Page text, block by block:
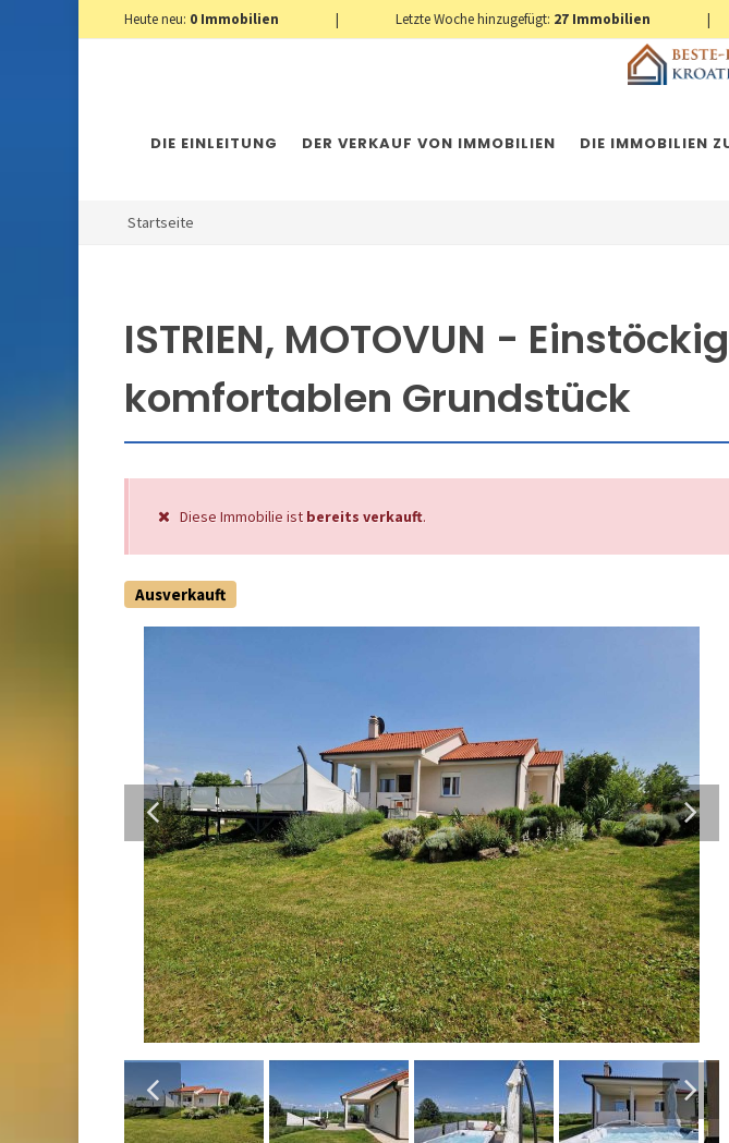
Heute neu: 0 Immobilien | Letzte Woche hinzugefügt: 27 Immobilien |
DIE EINLEITUNG DER VERKAUF VON IMMOBILIEN DIE IMMOBILIEN
Startseite
ISTRIEN, MOTOVUN -
komfortablen Grundstück
Diese Immobilie ist bereits verkauft.
Ausverkauft